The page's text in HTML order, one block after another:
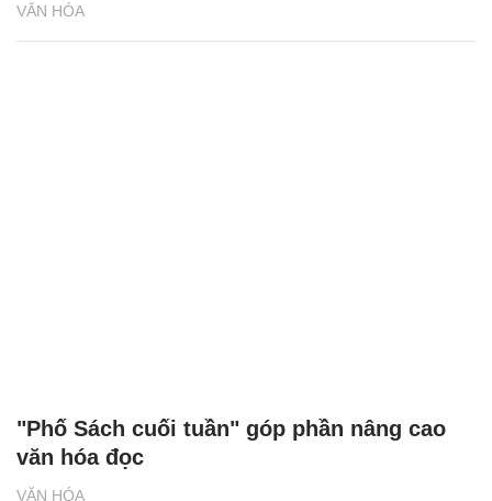
VĂN HÓA
VĂN HÓA
"Phố Sách cuối tuần" góp phần nâng cao
văn hóa đọc